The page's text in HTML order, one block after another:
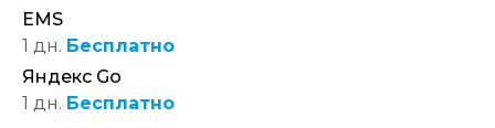
EMS
1 дн. Бесплатно
Яндекс Go
1 дн. Бесплатно